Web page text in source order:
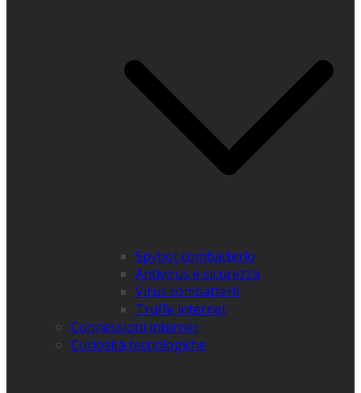
Spybot combatterlo
Antivirus e sicurezza
Virus combatterli
Truffe internet
Connessioni internet
Curiosità tecnologiche